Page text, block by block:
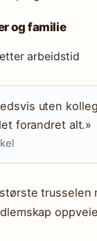
og familie
arbeidstid
uten
forandret alt.»
trusselen